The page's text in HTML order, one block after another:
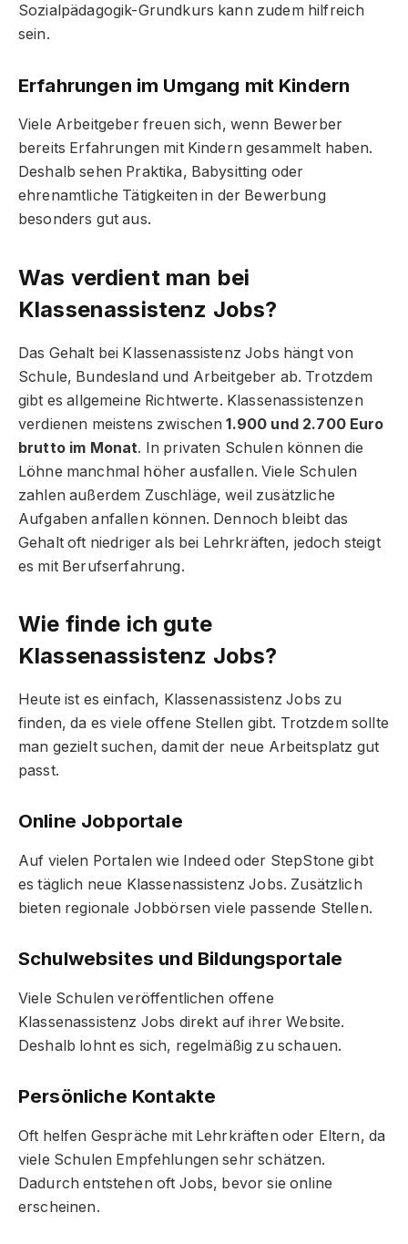
Sozialpädagogik-Grundkurs kann zudem hilfreich
sein.
Erfahrungen im Umgang mit Kindern
Viele Arbeitgeber freuen sich, wenn Bewerber
bereits Erfahrungen mit Kindern gesammelt haben.
Deshalb sehen Praktika, Babysitting oder
ehrenamtliche Tätigkeiten in der Bewerbung
besonders gut aus.
Was verdient man bei
Klassenassistenz Jobs?
Das Gehalt bei Klassenassistenz Jobs hängt von
Schule, Bundesland und Arbeitgeber ab. Trotzdem
gibt es allgemeine Richtwerte. Klassenassistenzen
verdienen meistens zwischen1.900 und 2.700 Euro
brutto im Monat. In privaten Schulen können die
Löhne manchmal höher ausfallen. Viele Schulen
zahlen außerdem Zuschläge, weil zusätzliche
Aufgaben anfallen können. Dennoch bleibt das
Gehalt oft niedriger als bei Lehrkräften, jedoch steigt
es mit Berufserfahrung.
Wie finde ich gute
Klassenassistenz Jobs?
Heute ist es einfach, Klassenassistenz Jobs zu
finden, da es viele offene Stellen gibt. Trotzdem sollte
man gezielt suchen, damit der neue Arbeitsplatz gut
passt.
Online Jobportale
Auf vielen Portalen wie Indeed oder StepStone gibt
es täglich neue Klassenassistenz Jobs. Zusätzlich
bieten regionale Jobbörsen viele passende Stellen.
Schulwebsites und Bildungsportale
Viele Schulen veröffentlichen offene
Klassenassistenz Jobs direkt auf ihrer Website.
Deshalb lohnt es sich, regelmäßig zu schauen.
Persönliche Kontakte
Oft helfen Gespräche mit Lehrkräften oder Eltern, da
viele Schulen Empfehlungen sehr schätzen.
Dadurch entstehen oft Jobs, bevor sie online
erscheinen.